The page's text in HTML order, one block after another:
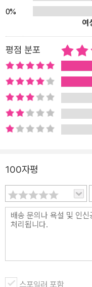
조와 구급 신고였답니다.
대로 ‘불을 끄고 예방하는
까지도 그랬다고 해요. 하
불을 끄는 것은 물론, 화재
육 실시하기, 다치거나 아
하고 구조하는 책임을 맡고 있지요. 작년에 울린
로 재난 사고가 발생한 경
것 같은 상황을 미리 알리
라, 매년 건조하고 바람이
지 않도록 ‘소방차 길 터
의 업무가 궁금한 어린이
즉, 오늘날 우리는 소방관
었고, 이를 예방하는 방법
울 수 있게 된 셈이에요. 이 책 속에는 소방관들이 하는 수많은 일들이
대처 방법은 물론, 쉽게 들
보여 주고 있지요. 평온해
0%
여
평점 분포
100자평
스포일러 포함